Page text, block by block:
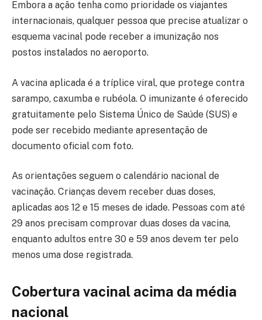
Embora a ação tenha como prioridade os viajantes
internacionais, qualquer pessoa que precise atualizar o
esquema vacinal pode receber a imunização nos
postos instalados no aeroporto.
A vacina aplicada é a tríplice viral, que protege contra
sarampo, caxumba e rubéola. O imunizante é oferecido
gratuitamente pelo Sistema Único de Saúde (SUS) e
pode ser recebido mediante apresentação de
documento oficial com foto.
As orientações seguem o calendário nacional de
vacinação. Crianças devem receber duas doses,
aplicadas aos 12 e 15 meses de idade. Pessoas com até
29 anos precisam comprovar duas doses da vacina,
enquanto adultos entre 30 e 59 anos devem ter pelo
menos uma dose registrada.
Cobertura vacinal acima da média
nacional